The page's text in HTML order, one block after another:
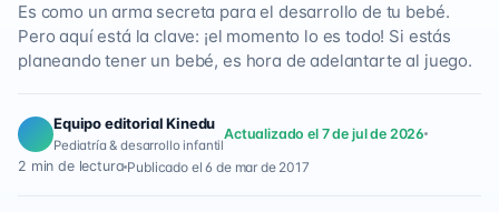
Es como un arma secreta para el desarrollo de tu bebé.
Pero aquí está la clave: ¡el momento lo es todo! Si estás
planeando tener un bebé, es hora de adelantarte al juego.
Equipo editorial Kinedu
Pediatría & desarrollo infantil
Actualizado el 7 de jul de 2026
2 min de lectura Publicado el 6 de mar de 2017